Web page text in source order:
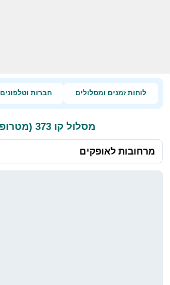
לוחות זמנים ומסלולים חברות וטלפונים
מסלול קו 373 (מטרופולין)